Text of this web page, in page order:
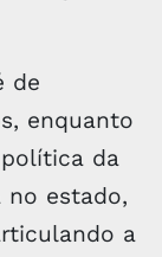
de
enquanto
da
no estado,
a